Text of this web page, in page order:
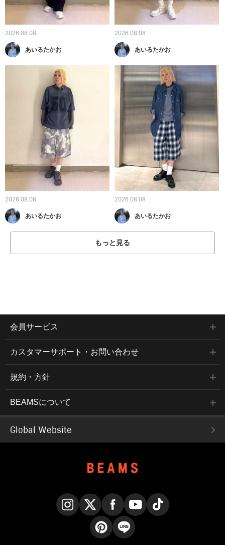
2026.08.08
あいるたかお
2026.08.08
あいるたかお
2026.08.08
あいるたかお
2026.08.08
あいるたかお
もっと見る
会員サービス
カスタマーサポート・お問い合わせ
規約・方針
BEAMSについて
Global Website